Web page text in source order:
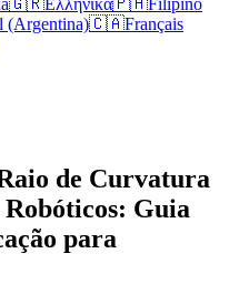
🇬🇷Ελληνικά🇵🇭Filipino
(Argentina)🇨🇦Français
de Curvatura
Robóticos: Guia
para